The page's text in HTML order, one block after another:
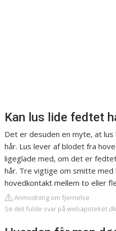
Kan lus lide fedtet
Det er desuden en myte, at
hår. Lus lever af blodet fra
ligeglade med, om det er
hår. Tre vigtige om smitte
hovedkontakt mellem to eller
Anmodning om fjernelse
Se det fulde svar på webapoteket.dk